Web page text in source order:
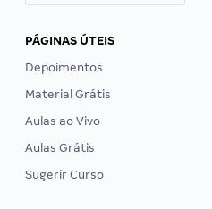
PÁGINAS ÚTEIS
Depoimentos
Material Grátis
Aulas ao Vivo
Aulas Grátis
Sugerir Curso